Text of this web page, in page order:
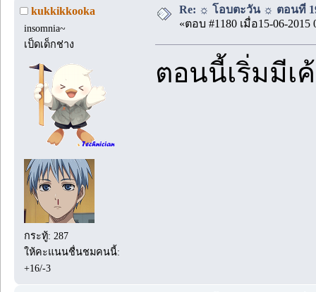
kukkikkooka
insomnia~
เป็ดเด็กช่าง
กระทู้: 287
ให้คะแนนชื่นชมคนนี้:
+16/-3
Re: ☼ โอบตะวัน ☼ ตอนที่ 19
«ตอบ #1180 เมื่อ15-06-2015
ตอนนี้เริ่มมีเ